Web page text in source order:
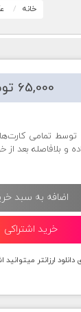
خانه
65,000 تومان
توسط تمامی
و بلافاصله بعد از
اضافه به سبد
خريد اشتراکی
دانلود ارزانتر